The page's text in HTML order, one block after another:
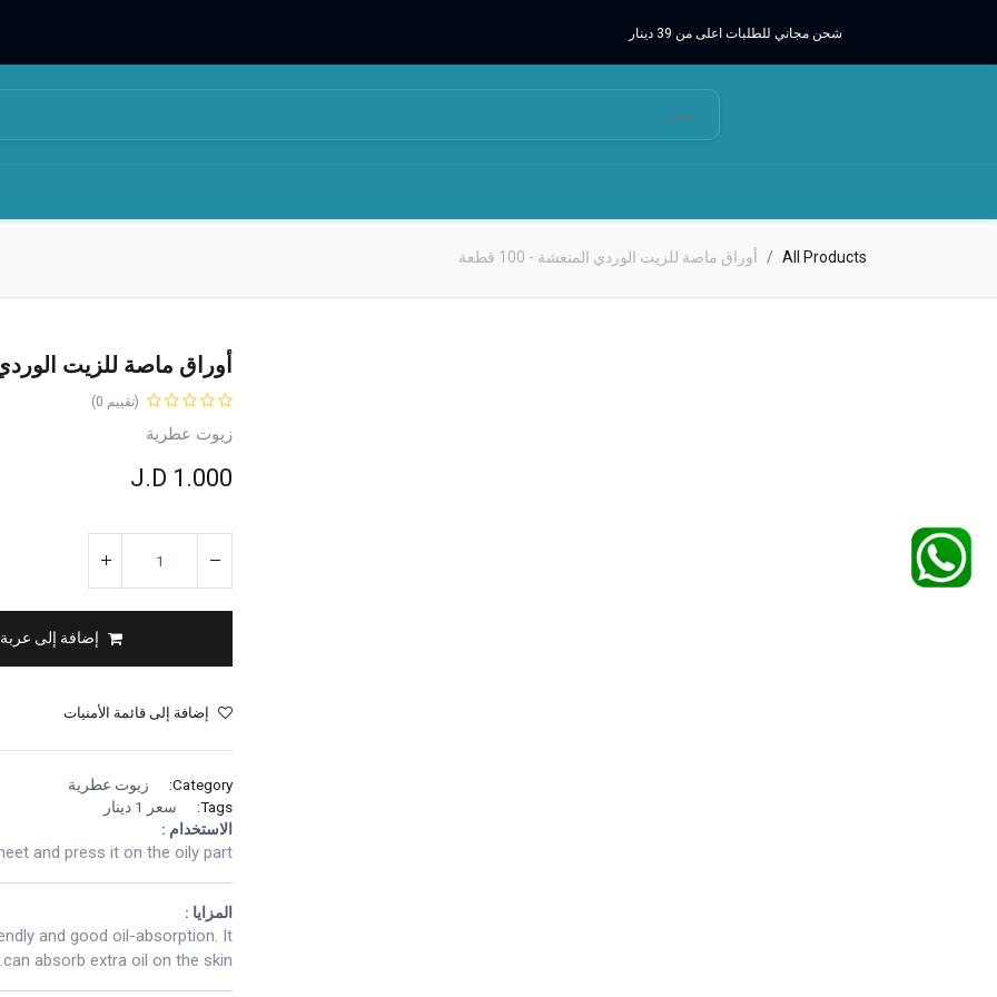
شحن مجاني للطلبات اعلى من 39 دينار
All Products أوراق ماصة للزيت الوردي المنعشة - 100 قطعة
أوراق ماصة للزيت الوردي
(تقييم 0)
زيوت عطرية
1.000
إضافة إلى
إضافة إلى قائمة الأمنيات
Category:
زيوت عطرية
Tags:
سعر 1 دينار
الاستخدام :
and press it on the oily part.
المزايا :
and good oil-absorption. It
can absorb extra oil on the skin.